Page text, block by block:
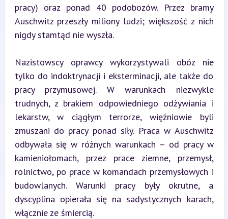
pracy) oraz ponad 40 podobozów. Przez bramy
Auschwitz przeszły miliony ludzi; większość z nich
nigdy stamtąd nie wyszła.
Nazistowscy oprawcy wykorzystywali obóz nie
tylko do indoktrynacji i eksterminacji, ale także do
pracy przymusowej. W warunkach niezwykle
trudnych, z brakiem odpowiedniego odżywiania i
lekarstw, w ciągłym terrorze, więźniowie byli
zmuszani do pracy ponad siły. Praca w Auschwitz
odbywała się w różnych warunkach – od pracy w
kamieniołomach, przez prace ziemne, przemysł,
rolnictwo, po prace w komandach przemysłowych i
budowlanych. Warunki pracy były okrutne, a
dyscyplina opierała się na sadystycznych karach,
włącznie ze śmiercią.